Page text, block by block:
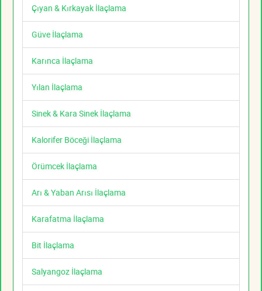
Çıyan & Kırkayak İlaçlama
Güve İlaçlama
Karınca İlaçlama
Yılan İlaçlama
Sinek & Kara Sinek İlaçlama
Kalorifer Böceği İlaçlama
Örümcek İlaçlama
Arı & Yaban Arısı İlaçlama
Karafatma İlaçlama
Bit İlaçlama
Salyangoz İlaçlama